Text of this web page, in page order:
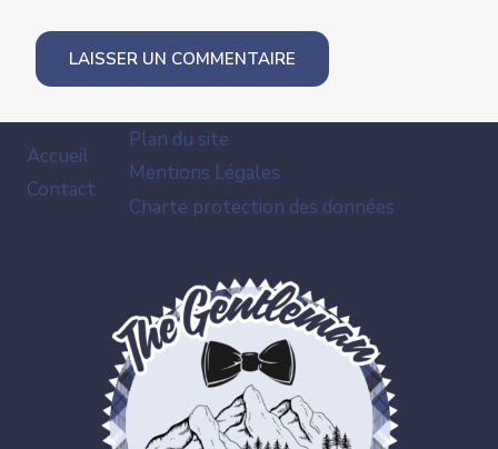
Accueil
Contact
Plan du site
Mentions Légales
Charte protection des données